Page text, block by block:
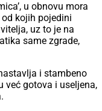
u obnovu mora
kojih pojedini
uz to je na
same zgrade,
i stambeno
već gotova i useljena,